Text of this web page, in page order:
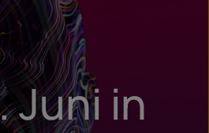
Juni in